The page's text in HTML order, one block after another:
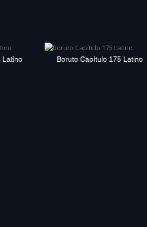
Latino Boruto Capítulo 175 Latino